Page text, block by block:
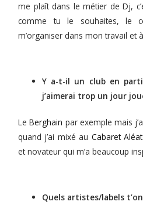
me plaît dans le métier de Dj,
comme tu le souhaites, le
m’organiser dans mon travail et
Y a-t-il un club en
j’aimerai trop un jour
LeBerghain par exemple mais
quand j’ai mixé au Cabaret
et novateur qui m’a beaucoup
Quels artistes/labels